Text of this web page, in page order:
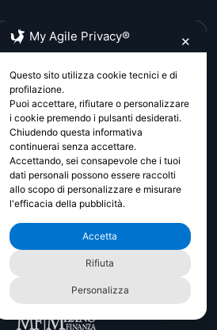
My Agile Privacy® ✕
Questo sito utilizza cookie tecnici e di
profilazione.
Puoi accettare, rifiutare o personalizzare
i cookie premendo i pulsanti desiderati.
Chiudendo questa informativa
continuerai senza accettare.
Accettando, sei consapevole che i tuoi
dati personali possono essere raccolti
allo scopo di personalizzare e misurare
l'efficacia della pubblicità.
Accetta
Rifiuta
Personalizza